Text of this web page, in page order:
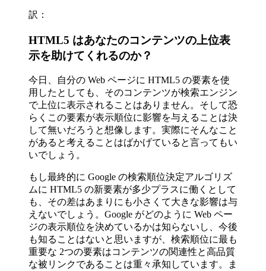
訳：
HTML5 はあなたのコンテンツの上位表
示を助けてくれるのか？
今日、自分の Web ページに HTML5 の要素を使
用したとしても、そのコンテンツが検索エンジン
で上位に表示されることはありません。そして恐
らくこの要素が表示順位に影響を与えることは決
して無いだろうと想像します。実際にそんなこと
があると考えることはばかげていると言ってもい
いでしょう。
もし最終的に Google の検索順位決定アルゴリズ
ムに HTML5 の新要素が多少プラスに働くとして
も、その差はあまりにも小さくて大きな影響は与
えないでしょう。Google がどのように Web ペー
ジの表示順位を決めているかは知らないし、今後
も知ることはないと思いますが、検索順位に最も
重要な 2つの要素はコンテンツの関連性と高品質
な被リンクであることは重々承知しています。ま